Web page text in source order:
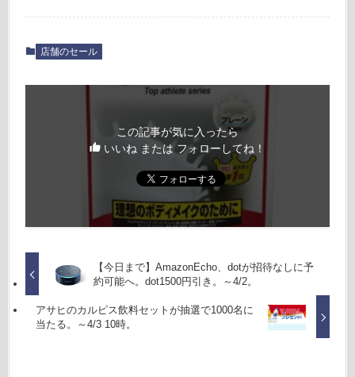
店舗のセール
この記事が気に入ったら
いいね または フォローしてね！
【今日まで】AmazonEcho、dotが招待なしに予
約可能へ。dot1500円引き。～4/2。
アサヒのカルピス飲料セットが抽選で1000名に
当たる。～4/3 10時。